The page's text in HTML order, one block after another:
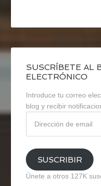
SUSCRÍBETE AL
ELECTRÓNICO
Introduce tu correo
blog y recibir
email
SUSCRIBIR
Únete a otros 127K